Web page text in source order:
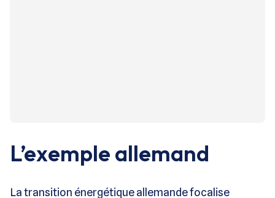
L’exemple allemand
La transition énergétique allemande focalise